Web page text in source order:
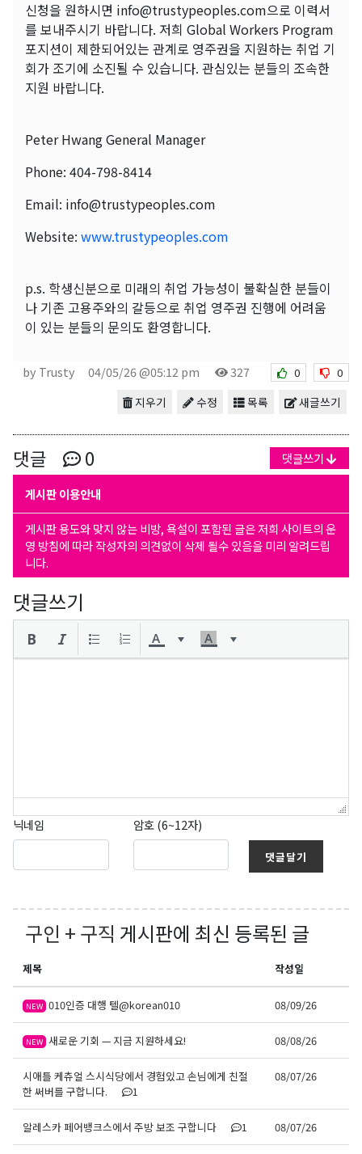
신청을 원하시면 info@trustypeoples.com으로 이력서
를 보내주시기 바랍니다. 저희 Global Workers Program
포지션이 제한되어있는 관계로 영주권을 지원하는 취업 기
회가 조기에 소진될 수 있습니다. 관심있는 분들의 조속한
지원 바랍니다.
Peter Hwang General Manager
Phone: 404-798-8414
Email: info@trustypeoples.com
Website: www.trustypeoples.com
p.s. 학생신분으로 미래의 취업 가능성이 불확실한 분들이
나 기존 고용주와의 갈등으로 취업 영주권 진행에 어려움
이 있는 분들의 문의도 환영합니다.
by Trusty 04/05/26 @05:12 pm 327 0 0
새글쓰기
목록
수정
지우기
댓글 0 댓글쓰기
게시판 이용안내
게시판 용도와 맞지 않는 비방, 욕설이 포함된 글은 저희 사이트의 운
영 방침에 따라 작성자의 의견없이 삭제 될수 있음을 미리 알려드립
니다.
댓글쓰기
닉네임 암호 (6~12자)
댓글달기
구인 + 구직 게시판에 최신 등록된 글
제목 작성일
NEW 010인증 대행 텔@korean010 08/09/26
NEW 새로운 기회 — 지금 지원하세요! 08/08/26
시애틀 케츄얼 스시식당에서 경험있고 손님에게 친절
한 써버를 구합니다.
1
08/07/26
알레스카 페어뱅크스에서 주방 보조 구합니다 1 08/07/26